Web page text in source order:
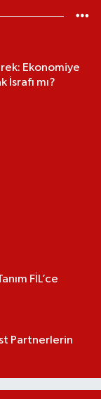
Ekonomiye
İsrafı mı?
FİL’ce
Partnerlerin